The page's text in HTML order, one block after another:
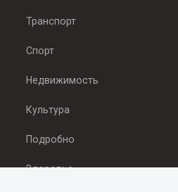
Транспорт
Спорт
Недвижимость
Культура
Подробно
Здоровье